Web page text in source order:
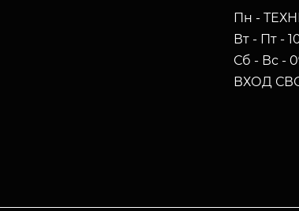
Пн -
Вт - Пт -
Сб - Вс -
ВХОД